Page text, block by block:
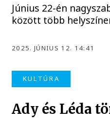
Június 22-én
között több
2025. JÚNIUS 12. 14:41
KULTÚRA
Ady és Léda